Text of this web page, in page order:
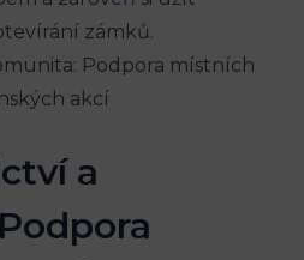
zámků.
a